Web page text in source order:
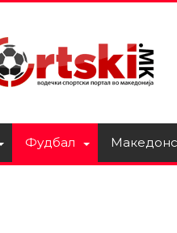
Фудбал